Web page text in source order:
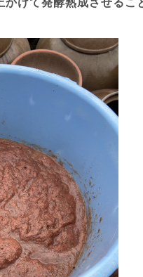
かけて発酵熟成させるこ